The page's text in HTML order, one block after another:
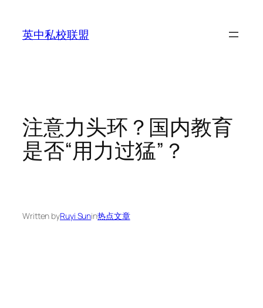
content
英中私校联盟
注意力头环？国内教育
是否“用力过猛”？
Written byRuyi Sunin热点文章